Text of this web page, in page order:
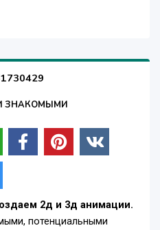
ЗНАКОМЫМИ
2д и 3д анимации.
потенциальными